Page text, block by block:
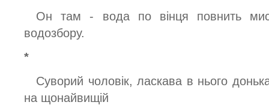
Он там - вода по вінця повнить
водозбору.
*
Суворий чоловік, ласкава в нього
на щонайвищій